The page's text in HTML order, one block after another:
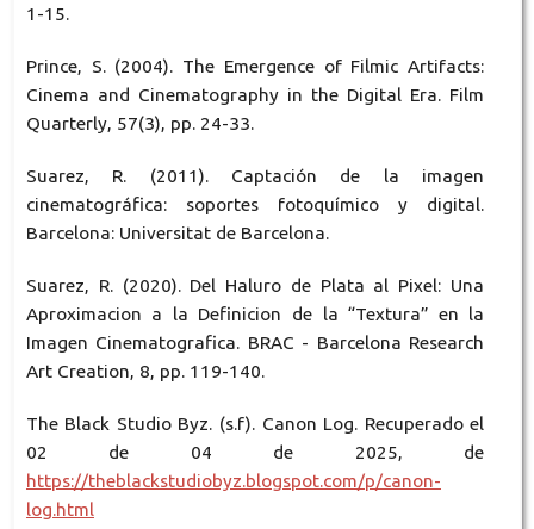
1-15.
Prince, S. (2004). The Emergence of Filmic Artifacts:
Cinema and Cinematography in the Digital Era. Film
Quarterly, 57(3), pp. 24-33.
Suarez, R. (2011). Captación de la imagen
cinematográfica: soportes fotoquímico y digital.
Barcelona: Universitat de Barcelona.
Suarez, R. (2020). Del Haluro de Plata al Pixel: Una
Aproximacion a la Definicion de la “Textura” en la
Imagen Cinematografica. BRAC - Barcelona Research
Art Creation, 8, pp. 119-140.
The Black Studio Byz. (s.f). Canon Log. Recuperado el
02 de 04 de 2025, de
https://theblackstudiobyz.blogspot.com/p/canon-
log.html